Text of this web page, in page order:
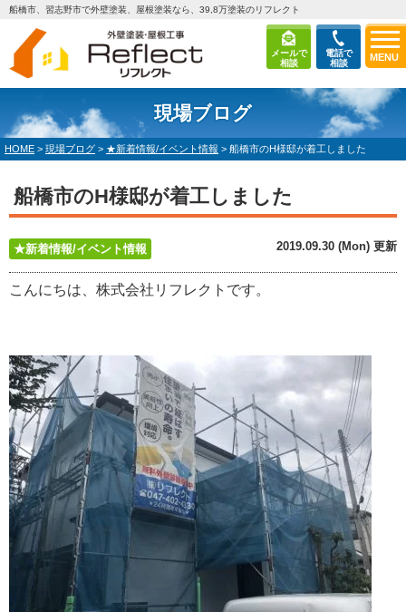
メールで
相談
電話で
相談
MENU
船橋市、習志野市で外壁塗装、屋根塗装なら、39,8万塗装のリフレクト
現場ブログ
HOME > 現場ブログ > ★新着情報/イベント情報 > 船橋市のH様邸が着工しました
船橋市のH様邸が着工しました
★新着情報/イベント情報 2019.09.30 (Mon) 更新
こんにちは、株式会社リフレクトです。